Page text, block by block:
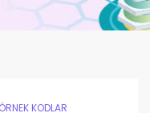
KODLAR